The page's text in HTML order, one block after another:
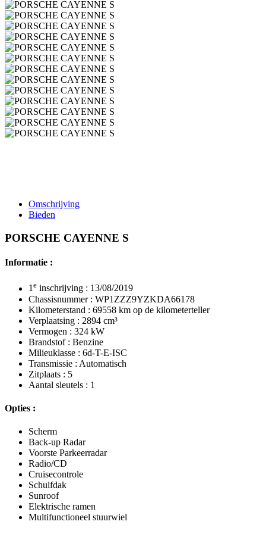
Omschrijving
Bieden
PORSCHE CAYENNE S
Informatie :
1e inschrijving : 13/08/2019
Chassisnummer : WP1ZZZ9YZKDA66178
Kilometerstand : 69558 km op de kilometerteller
Verplaatsing : 2894 cm³
Vermogen : 324 kW
Brandstof : Benzine
Milieuklasse : 6d-T-E-ISC
Transmissie : Automatisch
Zitplaats : 5
Aantal sleutels : 1
Opties :
Scherm
Back-up Radar
Voorste Parkeerradar
Radio/CD
Cruisecontrole
Schuifdak
Sunroof
Elektrische ramen
Multifunctioneel stuurwiel